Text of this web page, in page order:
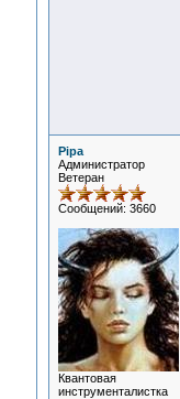
Pipa
Администратор
Ветеран
Сообщений: 3660
Квантовая
инструменталистка